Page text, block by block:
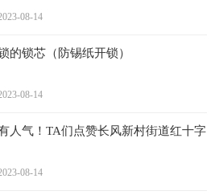
08-14
的锁芯（防锡纸开锁）
08-14
人气！TA们点赞长风新村街道红十字
08-14